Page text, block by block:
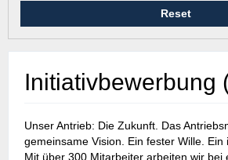
Reset
Initiativbewerbung
Unser Antrieb: Die Zukunft. Das
gemeinsame Vision. Ein fester Wille. Ein
Mit über 300 Mitarbeiter arbeiten wir bei